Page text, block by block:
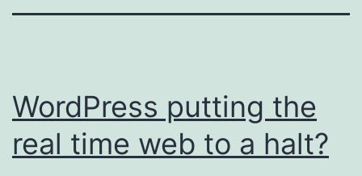
WordPress putting the
real time web to a halt?